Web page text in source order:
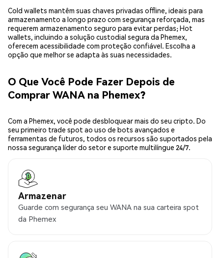
Cold wallets mantêm suas chaves privadas offline, ideais para
armazenamento a longo prazo com segurança reforçada, mas
requerem armazenamento seguro para evitar perdas; Hot
wallets, incluindo a solução custodial segura da Phemex,
oferecem acessibilidade com proteção confiável. Escolha a
opção que melhor se adapta às suas necessidades.
O Que Você Pode Fazer Depois de
Comprar WANA na Phemex?
Com a Phemex, você pode desbloquear mais do seu cripto. Do
seu primeiro trade spot ao uso de bots avançados e
ferramentas de futuros, todos os recursos são suportados pela
nossa segurança líder do setor e suporte multilíngue 24/7.
Armazenar
Guarde com segurança seu WANA na sua carteira spot
da Phemex